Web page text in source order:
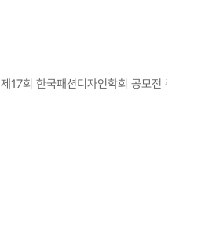
제17회 한국패션디자인학회 공모전 주제: